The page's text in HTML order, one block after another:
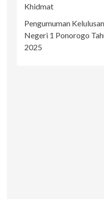
Khidmat
Pengumuman
Negeri 1 Ponorogo
2025